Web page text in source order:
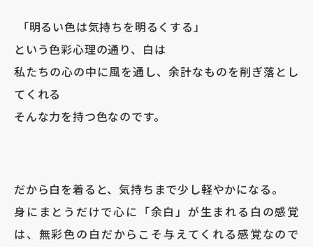
「明るい色は気持ちを明るくする」
という色彩心理の通り、白は
私たちの心の中に風を通し、余計なものを削ぎ落とし
てくれる
そんな力を持つ色なのです。
だから白を着ると、気持ちまで少し軽やかになる。
身にまとうだけで心に「余白」 が生まれる白の感覚
は、無彩色の白だからこそ与えてくれる感覚なので